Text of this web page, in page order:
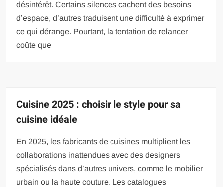
désintérêt. Certains silences cachent des besoins
d’espace, d’autres traduisent une difficulté à exprimer
ce qui dérange. Pourtant, la tentation de relancer
coûte que
Cuisine 2025 : choisir le style pour sa
cuisine idéale
En 2025, les fabricants de cuisines multiplient les
collaborations inattendues avec des designers
spécialisés dans d’autres univers, comme le mobilier
urbain ou la haute couture. Les catalogues